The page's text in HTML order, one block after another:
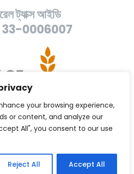
your browsing experience,
or content, and analyze our
All", you consent to our use
Reject All Accept All
ট্যাক্স আইডি
33-0006007